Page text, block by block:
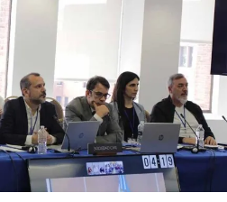
las 12 hs en Av. Rivadavia y
Además, las movilizaciones se
ciudades de todas las
Jornada Nacional de Lucha